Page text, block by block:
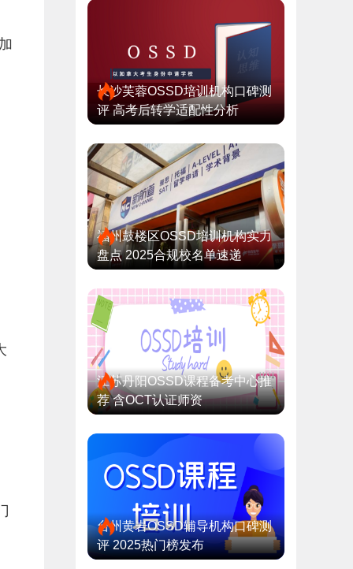
长沙芙蓉OSSD培训机构口碑测
评 高考后转学适配性分析
福州鼓楼区OSSD培训机构实力
盘点 2025合规校名单速递
江苏丹阳OSSD课程备考中心推
荐 含OCT认证师资
台州黄岩OSSD辅导机构口碑测
评 2025热门榜发布